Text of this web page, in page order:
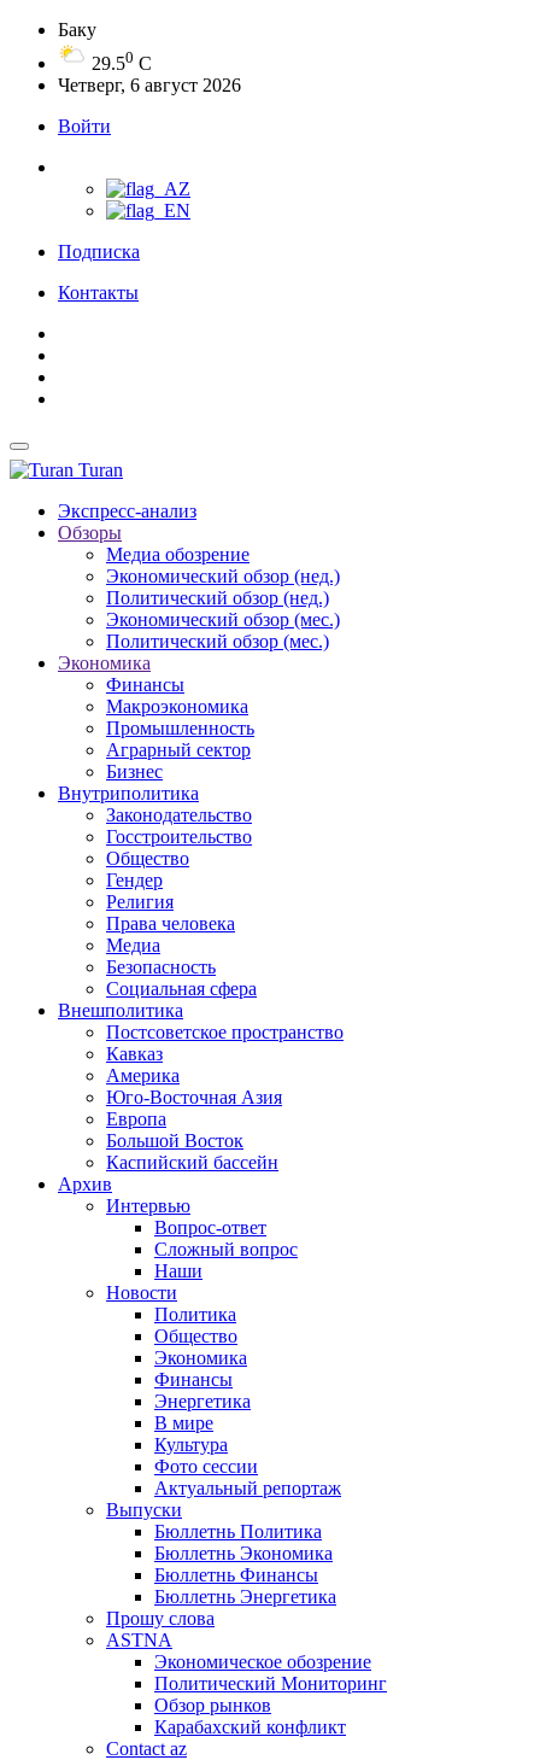
Баку
29.50 C
Четверг, 6 август 2026
Войти
Подписка
Контакты
Turan
Экспресс-анализ
Обзоры
Медиа обозрение
Экономический обзор (нед.)
Политический обзор (нед.)
Экономический обзор (мес.)
Политический обзор (мес.)
Экономика
Финансы
Макроэкономика
Промышленность
Аграрный сектор
Бизнес
Внутриполитика
Законодательство
Госстроительство
Общество
Гендер
Религия
Права человека
Медиа
Безопасность
Социальная сфера
Внешполитика
Постсоветское пространство
Кавказ
Америка
Юго-Восточная Азия
Европа
Большой Восток
Каспийский бассейн
Архив
Интервью
Вопрос-ответ
Сложный вопрос
Наши
Новости
Политика
Общество
Экономика
Финансы
Энергетика
В мире
Культура
Фото сессии
Актуальный репортаж
Выпуски
Бюллетнь Политика
Бюллетнь Экономика
Бюллетнь Финансы
Бюллетнь Энергетика
Прошу слова
ASTNA
Экономическое обозрение
Политический Мониторинг
Обзор рынков
Карабахский конфликт
Contact az